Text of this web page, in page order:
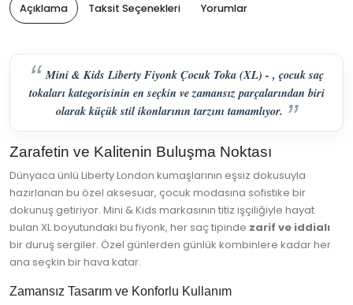
Açıklama Taksit Seçenekleri Yorumlar
Mini & Kids Liberty Fiyonk Çocuk Toka (XL) - , çocuk saç
tokaları kategorisinin en seçkin ve zamansız parçalarından biri
olarak küçük stil ikonlarının tarzını tamamlıyor.
Zarafetin ve Kalitenin Buluşma Noktası
Dünyaca ünlü Liberty London kumaşlarının eşsiz dokusuyla
hazırlanan bu özel aksesuar, çocuk modasına sofistike bir
dokunuş getiriyor. Mini & Kids markasının titiz işçiliğiyle hayat
bulan XL boyutundaki bu fiyonk, her saç tipinde zarif ve iddialı
bir duruş sergiler. Özel günlerden günlük kombinlere kadar her
ana seçkin bir hava katar.
Zamansız Tasarım ve Konforlu Kullanım